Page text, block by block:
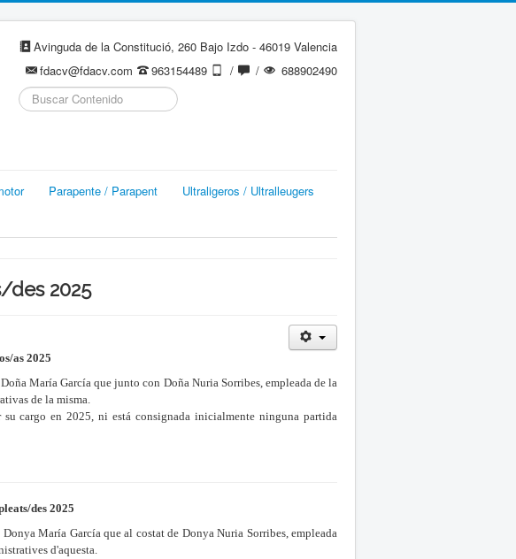
Avinguda de la Constitució, 260 Bajo Izdo - 46019 Valencia
fdacv@fdacv.com
963154489 / /
688902490
Buscar...
Parapente / Parapent
Ultraligeros / Ultralleugers
des 2025
as 2025
María García que junto con Doña Nuria Sorribes, empleada de la
de la misma.
cargo en 2025, ni está consignada inicialmente ninguna partida
des 2025
María García que al costat de Donya Nuria Sorribes, empleada
d'aquesta.